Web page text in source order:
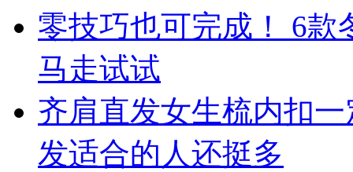
零技巧也可完成！ 6
马走试试
齐肩直发女生梳内扣
发适合的人还挺多